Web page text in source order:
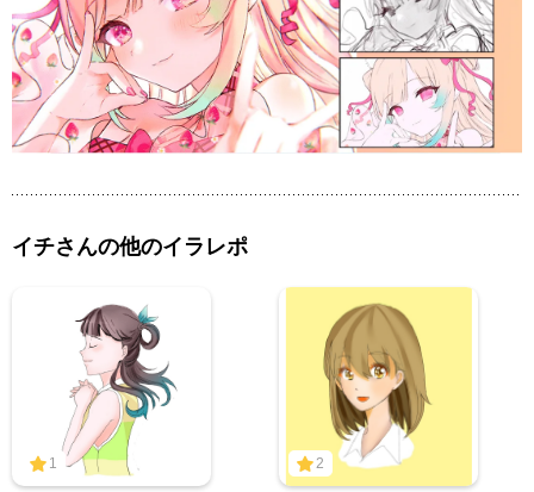
イチさんの他のイラレポ
1 2